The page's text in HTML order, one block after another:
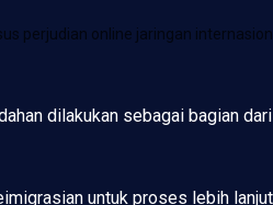
perjudian online jaringan
dilakukan sebagai bagian
untuk proses lebih